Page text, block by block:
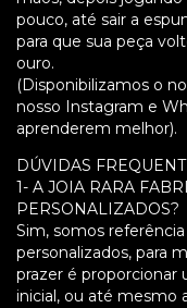
pouco, até sair a
para que sua peça
ouro.
(Disponibilizamos o
nosso Instagram e
aprenderem melhor).
DÚVIDAS
1- A JOIA RARA
PERSONALIZADOS?
Sim, somos
personalizados, para
prazer é
inicial, ou até mesmo